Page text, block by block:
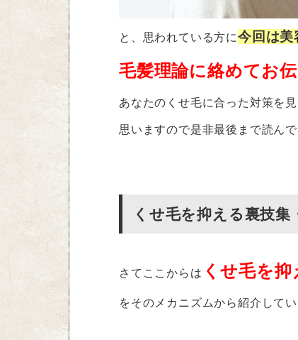
と、思われている方に今回は美
毛髪理論に絡めてお伝
あなたのくせ毛に合った対策を
思いますので是非最後まで読ん
くせ毛を抑える裏技集
さてここからは くせ毛を
をそのメカニズムから紹介してい